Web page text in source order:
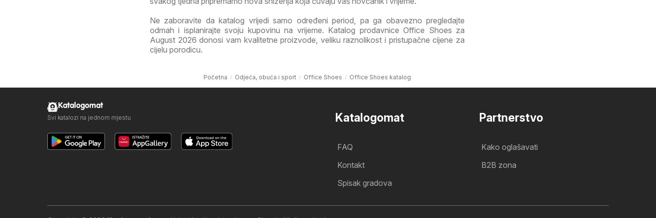
Ne zaboravite da katalog vrijedi samo određeni period, pa ga obavezno pregledajte
odmah i isplanirajte svoju kupovinu na vrijeme. Katalog prodavnice Office Shoes za
August 2026 donosi vam kvalitetne proizvode, veliku raznolikost i pristupačne cijene za
cijelu porodicu.
Početna Odjeća, obuća i sport Office Shoes Office Shoes katalog
Katalogomat
FAQ
Kontakt
Spisak gradova
Partnerstvo
Kako oglašavati
B2B zona
Katalogomat
Svi katalozi na jednom mjestu